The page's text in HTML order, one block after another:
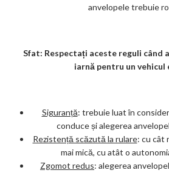
anvelopele trebuie
Sfat: Respectați aceste reguli când
iarnă pentru un
Siguranță: trebuie luat în
conduce și alegerea
Rezistență scăzută la rulare: cu cât
mai mică, cu atât o
Zgomot redus: alegerea